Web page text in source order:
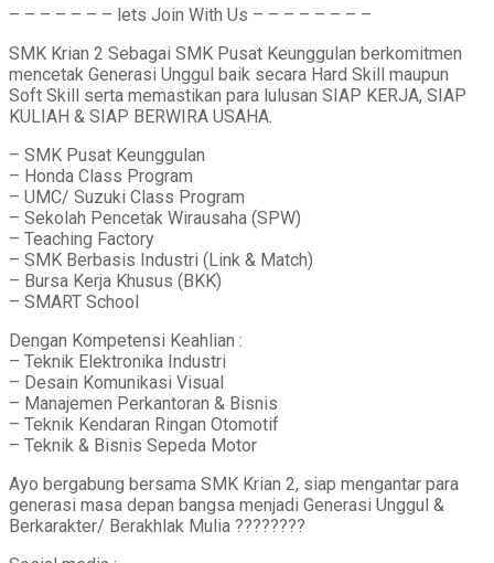
– – – – – – – lets Join With Us – – – – – – – –
SMK Krian 2 Sebagai SMK Pusat Keunggulan berkomitmen
mencetak Generasi Unggul baik secara Hard Skill maupun
Soft Skill serta memastikan para lulusan SIAP KERJA, SIAP
KULIAH & SIAP BERWIRA USAHA.
– SMK Pusat Keunggulan
– Honda Class Program
– UMC/ Suzuki Class Program
– Sekolah Pencetak Wirausaha (SPW)
– Teaching Factory
– SMK Berbasis Industri (Link & Match)
– Bursa Kerja Khusus (BKK)
– SMART School
Dengan Kompetensi Keahlian :
– Teknik Elektronika Industri
– Desain Komunikasi Visual
– Manajemen Perkantoran & Bisnis
– Teknik Kendaran Ringan Otomotif
– Teknik & Bisnis Sepeda Motor
Ayo bergabung bersama SMK Krian 2, siap mengantar para
generasi masa depan bangsa menjadi Generasi Unggul &
Berkarakter/ Berakhlak Mulia ????????